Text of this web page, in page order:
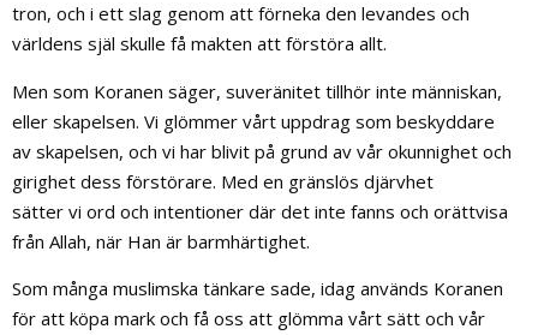
tron, och i ett slag genom att förneka den levandes och
världens själ skulle få makten att förstöra allt.
Men som Koranen säger, suveränitet tillhör inte människan,
eller skapelsen. Vi glömmer vårt uppdrag som beskyddare
av skapelsen, och vi har blivit på grund av vår okunnighet och
girighet dess förstörare. Med en gränslös djärvhet
sätter vi ord och intentioner där det inte fanns och orättvisa
från Allah, när Han är barmhärtighet.
Som många muslimska tänkare sade, idag används Koranen
för att köpa mark och få oss att glömma vårt sätt och vår